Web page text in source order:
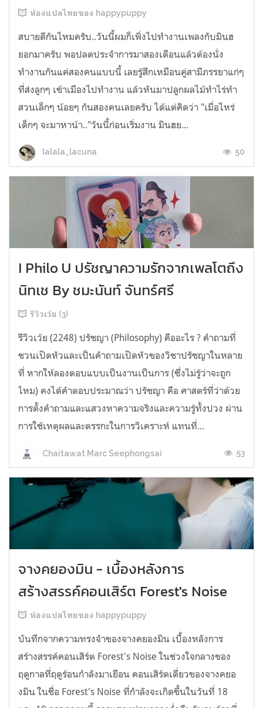
ห้องแปลไทยของ happypuppy
สบายดีกันไหมครับ..วันนี้ผมก็เพิ่งไปทำงานเพลงกับมินฮ
ยอกมาครับ พอปลดประจำการมาสองเดือนแล้วต้องนั่ง
ทำงานกันแค่สองคนแบบนี้ เลยรู้สึกเหมือนคู่สามีภรรยาแก่ๆ
ที่ส่งลูกๆ เข้าเมืองไปทำงาน แล้วหันมาปลูกผลไม้ทำไร่ทำ
สวนเล็กๆ น้อยๆ กันสองคนเลยครับ ได้แต่คิดว่า "เมื่อไหร่
เด็กๆ จะมาหาน้า.."วันนี้ก่อนเริ่มงาน มินฮย...
lalala_lacuna 50
I Philo U ปรัชญาความรักจากเพลโตถึง
นิทเช By ชมะนันท์ จันทร์ศรี
รีวิวเว้ย (3)
รีวิวเว้ย (2248) ปรัชญา (Philosophy) คืออะไร ? คำถามที่
ชวนเปิดหัวและเป็นคำถามเปิดหัวของวิชาปรัชญาในหลาย
ที่ หากให้ลองตอบแบบเป็นงานเป็นการ (ซึ่งไม่รู้ว่าจะถูก
ไหม) คงได้คำตอบประมาณว่า ปรัชญา คือ ศาสตร์ที่ว่าด้วย
การตั้งคำถามและแสวงหาความจริงและความรู้ทั้งปวง ผ่าน
การใช้เหตุผลและตรรกะในการวิเคราะห์ แทนที่...
Chaitawat Marc Seephongsai 53
จางคยองมิน - เบื้องหลังการ
สร้างสรรค์คอนเสิร์ต Forest's Noise
ห้องแปลไทยของ happypuppy
บันทึกจากความทรงจำของจางคยองมิน เบื้องหลังการ
สร้างสรรค์คอนเสิร์ต Forest's Noise ในช่วงใจกลางของ
ฤดูกาลที่ฤดูร้อนกำลังมาเยือน คอนเสิร์ตเดี่ยวของจางคยอ
งมิน ในชื่อ Forest's Noise ที่กำลังจะเกิดขึ้นในวันที่ 18